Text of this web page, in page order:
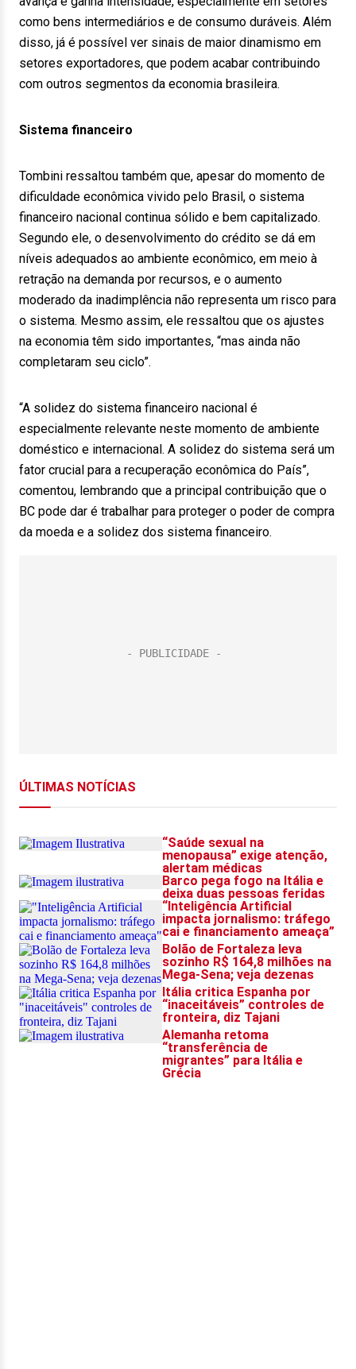
como bens intermediários e de consumo duráveis. Além
disso, já é possível ver sinais de maior dinamismo em
setores exportadores, que podem acabar contribuindo
com outros segmentos da economia brasileira.
Sistema financeiro
Tombini ressaltou também que, apesar do momento de
dificuldade econômica vivido pelo Brasil, o sistema
financeiro nacional continua sólido e bem capitalizado.
Segundo ele, o desenvolvimento do crédito se dá em
níveis adequados ao ambiente econômico, em meio à
retração na demanda por recursos, e o aumento
moderado da inadimplência não representa um risco para
o sistema. Mesmo assim, ele ressaltou que os ajustes
na economia têm sido importantes, “mas ainda não
completaram seu ciclo”.
“A solidez do sistema financeiro nacional é
especialmente relevante neste momento de ambiente
doméstico e internacional. A solidez do sistema será um
fator crucial para a recuperação econômica do País”,
comentou, lembrando que a principal contribuição que o
BC pode dar é trabalhar para proteger o poder de compra
da moeda e a solidez dos sistema financeiro.